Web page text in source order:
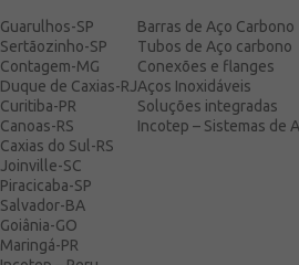
Guarulhos-SP
Sertãozinho-SP
Contagem-MG
Duque de Caxias-RJ
Curitiba-PR
Canoas-RS
Caxias do Sul-RS
Joinville-SC
Piracicaba-SP
Salvador-BA
Goiânia-GO
Maringá-PR
Barras de Aço Carbono
Tubos de Aço carbono
Conexões e flanges
Aços Inoxidáveis
Soluções integradas
Incotep – Sistemas de